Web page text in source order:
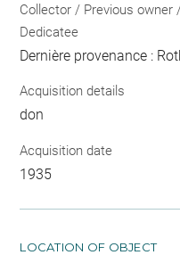
Collector / Previous
Dedicatee
Dernière provenance :
Acquisition details
don
Acquisition date
1935
LOCATION OF OBJECT